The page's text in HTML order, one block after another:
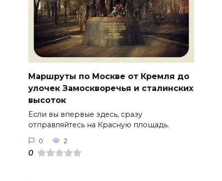
Маршруты по Москве от Кремля до
улочек Замоскворечья и сталинских
высоток
Если вы впервые здесь, сразу
отправляйтесь на Красную площадь.
0 2
0